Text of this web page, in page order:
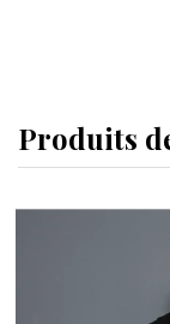
Produits